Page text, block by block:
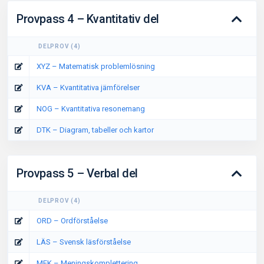
Provpass 4 – Kvantitativ del
DELPROV (4)
XYZ – Matematisk problemlösning
KVA – Kvantitativa jämförelser
NOG – Kvantitativa resonemang
DTK – Diagram, tabeller och kartor
Provpass 5 – Verbal del
DELPROV (4)
ORD – Ordförståelse
LÄS – Svensk läsförståelse